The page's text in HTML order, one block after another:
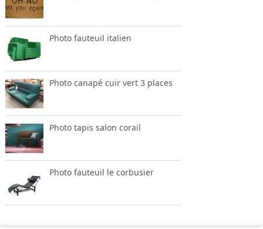
Photo fauteuil italien
Photo canapé cuir vert 3 places
Photo tapis salon corail
Photo fauteuil le corbusier